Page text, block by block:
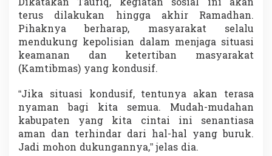
Dikatakan Taufiq, kegiatan sosial ini akan
terus dilakukan hingga akhir Ramadhan.
Pihaknya berharap, masyarakat selalu
mendukung kepolisian dalam menjaga situasi
keamanan dan ketertiban masyarakat
(Kamtibmas) yang kondusif.
“Jika situasi kondusif, tentunya akan terasa
nyaman bagi kita semua. Mudah-mudahan
kabupaten yang kita cintai ini senantiasa
aman dan terhindar dari hal-hal yang buruk.
Jadi mohon dukungannya,” jelas dia.